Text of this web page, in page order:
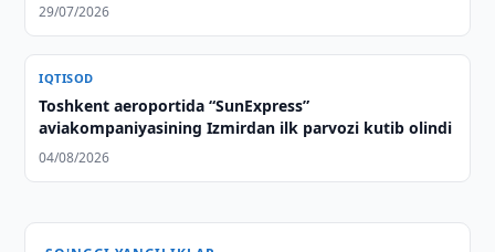
29/07/2026
IQTISOD
Toshkent aeroportida “SunExpress”
aviakompaniyasining Izmirdan ilk parvozi kutib olindi
04/08/2026